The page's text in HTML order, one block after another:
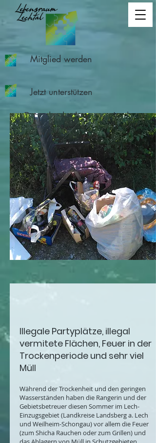
Mitglied werden
Jetzt unterstützen
Besucherlenkung am Lech
Illegale Partyplätze, illegal
vermitete Flächen, Feuer in der
Trockenperiode und sehr viel
Müll
Während der Trockenheit und den geringen
Wasserständen haben die Rangerin und der
Gebietsbetreuer diesen Sommer im Lech-
Einzugsgebiet (Landkreise Landsberg a. Lech
und Weilheim-Schongau) vor allem die Feuer
(zum Shicha Rauchen oder zum Grillen) und